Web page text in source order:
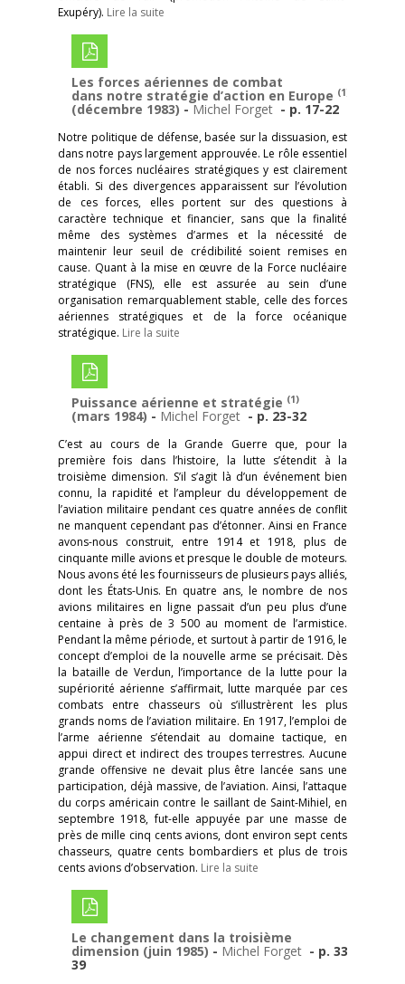
Exupéry). Lire la suite
Les forces aériennes de combat
dans notre stratégie d’action en Europe (1)
(décembre 1983) - Michel Forget - p. 17-22
Notre politique de défense, basée sur la dissuasion, est
dans notre pays largement approuvée. Le rôle essentiel
de nos forces nucléaires stratégiques y est clairement
établi. Si des divergences apparaissent sur l’évolution
de ces forces, elles portent sur des questions à
caractère technique et financier, sans que la finalité
même des systèmes d’armes et la nécessité de
maintenir leur seuil de crédibilité soient remises en
cause. Quant à la mise en œuvre de la Force nucléaire
stratégique (FNS), elle est assurée au sein d’une
organisation remarquablement stable, celle des forces
aériennes stratégiques et de la force océanique
stratégique. Lire la suite
Puissance aérienne et stratégie (1)
(mars 1984) - Michel Forget - p. 23-32
C’est au cours de la Grande Guerre que, pour la
première fois dans l’histoire, la lutte s’étendit à la
troisième dimension. S’il s’agit là d’un événement bien
connu, la rapidité et l’ampleur du développement de
l’aviation militaire pendant ces quatre années de conflit
ne manquent cependant pas d’étonner. Ainsi en France
avons-nous construit, entre 1914 et 1918, plus de
cinquante mille avions et presque le double de moteurs.
Nous avons été les fournisseurs de plusieurs pays alliés,
dont les États-Unis. En quatre ans, le nombre de nos
avions militaires en ligne passait d’un peu plus d’une
centaine à près de 3 500 au moment de l’armistice.
Pendant la même période, et surtout à partir de 1916, le
concept d’emploi de la nouvelle arme se précisait. Dès
la bataille de Verdun, l’importance de la lutte pour la
supériorité aérienne s’affirmait, lutte marquée par ces
combats entre chasseurs où s’illustrèrent les plus
grands noms de l’aviation militaire. En 1917, l’emploi de
l’arme aérienne s’étendait au domaine tactique, en
appui direct et indirect des troupes terrestres. Aucune
grande offensive ne devait plus être lancée sans une
participation, déjà massive, de l’aviation. Ainsi, l’attaque
du corps américain contre le saillant de Saint-Mihiel, en
septembre 1918, fut-elle appuyée par une masse de
près de mille cinq cents avions, dont environ sept cents
chasseurs, quatre cents bombardiers et plus de trois
cents avions d’observation. Lire la suite
Le changement dans la troisième
dimension (juin 1985) - Michel Forget - p. 33-
39